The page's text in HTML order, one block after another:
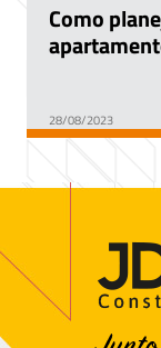
Como
28/08/2023